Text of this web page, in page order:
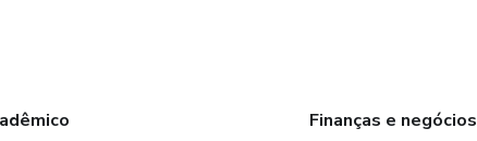
Finanças e negócios